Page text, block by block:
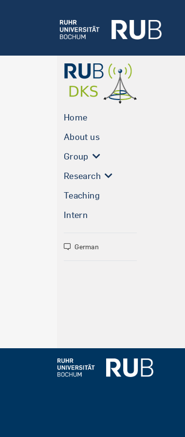
Home
About us
Group
Research
Teaching
Intern
German